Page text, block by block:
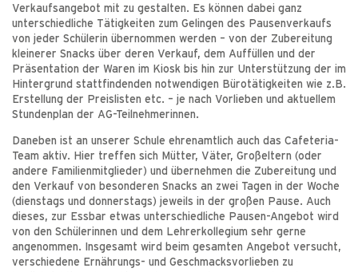
Verkaufsangebot mit zu gestalten. Es können dabei ganz
unterschiedliche Tätigkeiten zum Gelingen des Pausenverkaufs
von jeder Schülerin übernommen werden – von der Zubereitung
kleinerer Snacks über deren Verkauf, dem Auffüllen und der
Präsentation der Waren im Kiosk bis hin zur Unterstützung der im
Hintergrund stattfindenden notwendigen Bürotätigkeiten wie z.B.
Erstellung der Preislisten etc. – je nach Vorlieben und aktuellem
Stundenplan der AG-Teilnehmerinnen.
Daneben ist an unserer Schule ehrenamtlich auch das Cafeteria-
Team aktiv. Hier treffen sich Mütter, Väter, Großeltern (oder
andere Familienmitglieder) und übernehmen die Zubereitung und
den Verkauf von besonderen Snacks an zwei Tagen in der Woche
(dienstags und donnerstags) jeweils in der großen Pause. Auch
dieses, zur Essbar etwas unterschiedliche Pausen-Angebot wird
von den Schülerinnen und dem Lehrerkollegium sehr gerne
angenommen. Insgesamt wird beim gesamten Angebot versucht,
verschiedene Ernährungs- und Geschmacksvorlieben zu